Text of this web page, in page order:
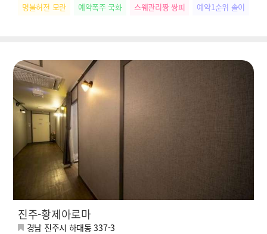
명불허전 모란 예약폭주 국화 스웨관리짱 쌍피 예약1순위 솔이
진주-황제아로마
경남 진주시 하대동 337-3